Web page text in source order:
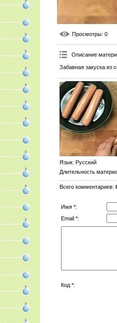
Просмотры: 0
Описание
Забавная закуска
Язык: Русский
Длительность
Всего комментариев:
Имя *:
Email *:
Код *: